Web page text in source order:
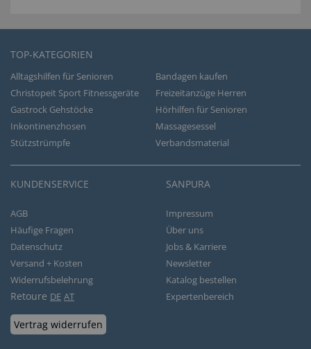
TOP-KATEGORIEN
Alltagshilfen für Senioren
Bandagen kaufen
Christopeit Sport Fitnessgeräte
Freizeitanzüge Herren
Gastrock Gehstöcke
Hörhilfen für Senioren
Inkontinenzhosen
Massagesessel
Stützstrümpfe
Verbandsmaterial
KUNDENSERVICE
AGB
Häufige Fragen
Datenschutz
Versand + Kosten
Widerrufsbelehrung
Retoure DE AT
Vertrag widerrufen
SANPURA
Impressum
Über uns
Jobs & Karriere
Newsletter
Katalog bestellen
Expertenbereich